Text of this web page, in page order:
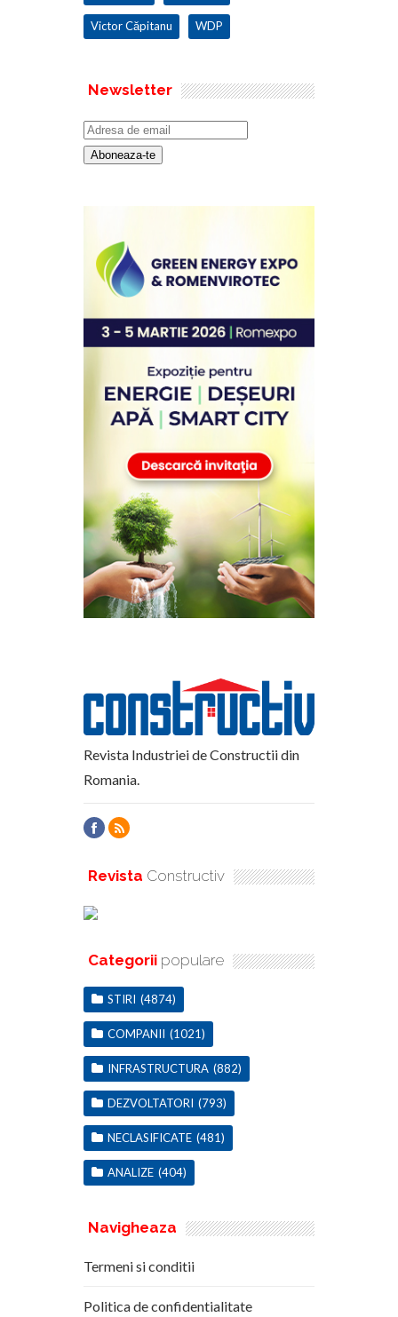
Victor Căpitanu WDP
Newsletter
Revista Industriei de Constructii din
Romania.
Revista Constructiv
Categorii populare
STIRI (4874)
COMPANII (1021)
INFRASTRUCTURA (882)
DEZVOLTATORI (793)
NECLASIFICATE (481)
ANALIZE (404)
Navigheaza
Termeni si conditii
Politica de confidentialitate